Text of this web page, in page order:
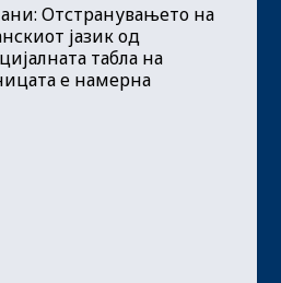
Отстранувањето на
јазик од
табла на
е намерна